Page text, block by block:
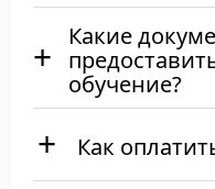
Какие
обучение?
Как